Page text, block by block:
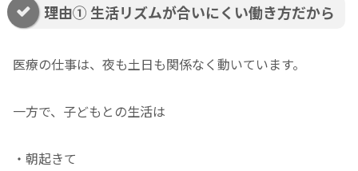
理由① 生活リズムが合いにくい働き方だから
医療の仕事は、夜も土日も関係なく動いています。
一方で、子どもとの生活は
・朝起きて